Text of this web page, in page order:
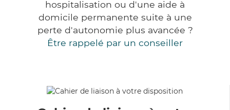
hospitalisation ou d'une aide à
domicile permanente suite à une
perte d'autonomie plus avancée ?
Être rappelé par un conseiller